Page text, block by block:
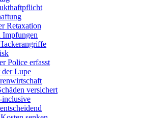
Retaxation
Impfungen
Police erfasst
der Lupe
versichert